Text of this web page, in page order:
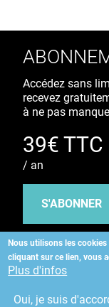
Nous utilisons les
cliquant sur ce lien, vous
Plus d'infos
Oui, je suis
Accédez sans
recevez
à ne pas
39€ TTC
/ an
S'ABONNER